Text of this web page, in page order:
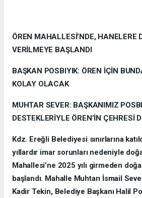
ÖREN MAHALLESİ’NDE, HANELERE
VERİLMEYE BAŞLANDI
BAŞKAN POSBIYIK: ÖREN İÇİN
KOLAY OLACAK
MUHTAR SEVER: BAŞKANIMIZ
DESTEKLERİYLE ÖREN’İN ÇEHRESİ
Kdz. Ereğli Belediyesi sınırlarına
yıllardır imar sorunları nedeniyle
Mahallesi’ne 2025 yılı girmeden
başlandı. Mahalle Muhtarı İsmail
Kadir Tekin, Belediye Başkanı Halil